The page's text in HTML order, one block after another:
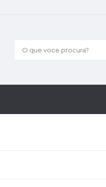
O que voce procura?